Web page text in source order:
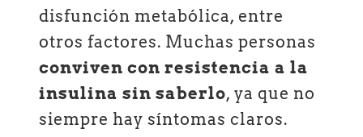
disfunción metabólica, entre
otros factores. Muchas personas
conviven con resistencia a la
insulina sin saberlo, ya que no
siempre hay síntomas claros.